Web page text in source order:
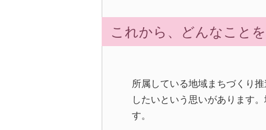
これから、どんなこと
所属している地域まちづくり
したいという思いがあります
す。